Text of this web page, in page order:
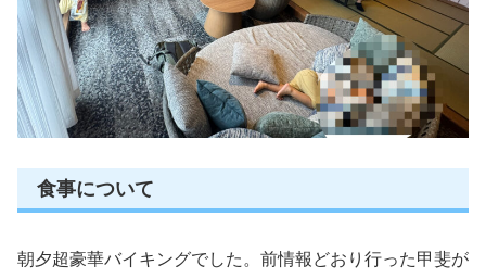
食事について
朝夕超豪華バイキングでした。前情報どおり行った甲斐が